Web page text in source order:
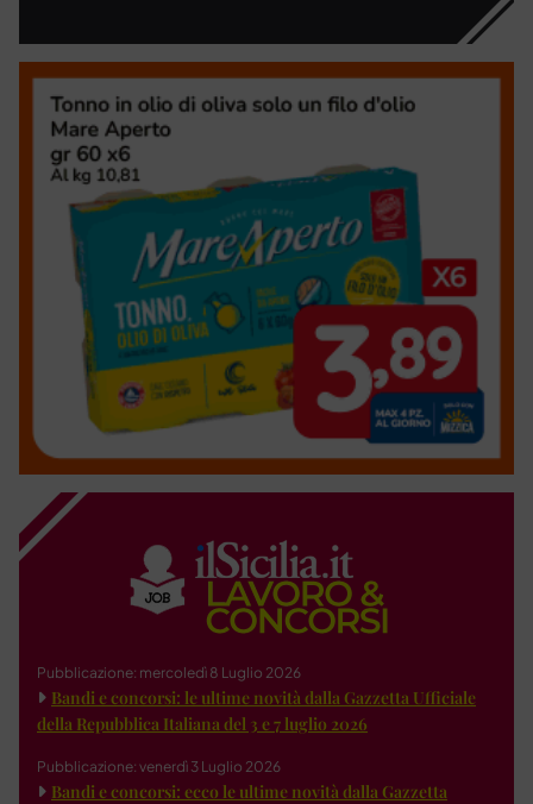
Pubblicazione: mercoledì 8 Luglio 2026
Bandi e concorsi: le ultime novità dalla Gazzetta Ufficiale
della Repubblica Italiana del 3 e 7 luglio 2026
Pubblicazione: venerdì 3 Luglio 2026
Bandi e concorsi: ecco le ultime novità dalla Gazzetta